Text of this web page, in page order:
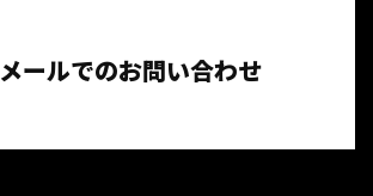
メールでのお問い合わせ